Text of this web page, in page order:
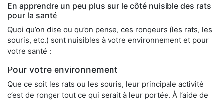
En apprendre un peu plus sur le côté nuisible des rats
pour la santé
Quoi qu’on dise ou qu’on pense, ces rongeurs (les rats, les
souris, etc.) sont nuisibles à votre environnement et pour
votre santé :
Pour votre environnement
Que ce soit les rats ou les souris, leur principale activité
c’est de ronger tout ce qui serait à leur portée. À l’aide de